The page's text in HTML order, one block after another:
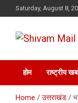
to
Saturday, August 8,
होम राष्ट्रीय
Home उत्तराखंड